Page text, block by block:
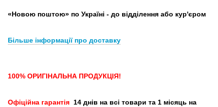
«Новою поштою» по Україні - до відділення або кур'єром
Більше інформації про доставку
100% ОРИГІНАЛЬНА ПРОДУКЦІЯ!
Офіційна гарантія 14 днів на всі товари та 1 місяць на